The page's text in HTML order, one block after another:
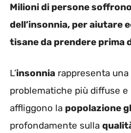
Milioni di persone
dell’insonnia, per aiutare
tisane da prendere prima
L’insonnia rappresenta una
problematiche più diffuse
affliggono la popolazione
profondamente sulla